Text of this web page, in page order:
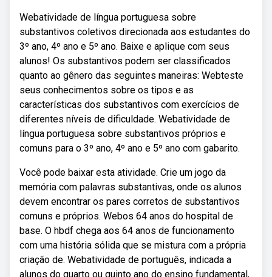
Webatividade de língua portuguesa sobre
substantivos coletivos direcionada aos estudantes do
3º ano, 4º ano e 5º ano. Baixe e aplique com seus
alunos! Os substantivos podem ser classificados
quanto ao gênero das seguintes maneiras: Webteste
seus conhecimentos sobre os tipos e as
características dos substantivos com exercícios de
diferentes níveis de dificuldade. Webatividade de
língua portuguesa sobre substantivos próprios e
comuns para o 3º ano, 4º ano e 5º ano com gabarito.
Você pode baixar esta atividade. Crie um jogo da
memória com palavras substantivas, onde os alunos
devem encontrar os pares corretos de substantivos
comuns e próprios. Webos 64 anos do hospital de
base. O hbdf chega aos 64 anos de funcionamento
com uma história sólida que se mistura com a própria
criação de. Webatividade de português, indicada a
alunos do quarto ou quinto ano do ensino fundamental,